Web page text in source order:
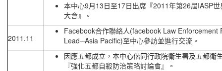
本中心9月13日至17日出席『2011年第26屆IASP
大會』。
2011.11
Facebook合作聯絡人(facebook Law Enforcement
Lead─Asia Pacific)至中心參訪並進行交流。
因應五都成立，本中心偕同行政院衛生署及五都衛
『強化五都自殺防治策略討論會』。